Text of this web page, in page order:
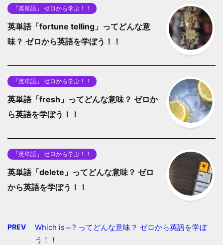
『英単語』 ゼロから学ぶ！！
英単語「fortune telling」ってどんな意
味？ ゼロから英語を学ぼう！！
『英単語』 ゼロから学ぶ！！
英単語「fresh」ってどんな意味？ ゼロか
ら英語を学ぼう！！
『英単語』 ゼロから学ぶ！！
英単語「delete」ってどんな意味？ ゼロ
から英語を学ぼう！！
PREV
Which is～? ってどんな意味？ ゼロから英語を学ぼ
う！！